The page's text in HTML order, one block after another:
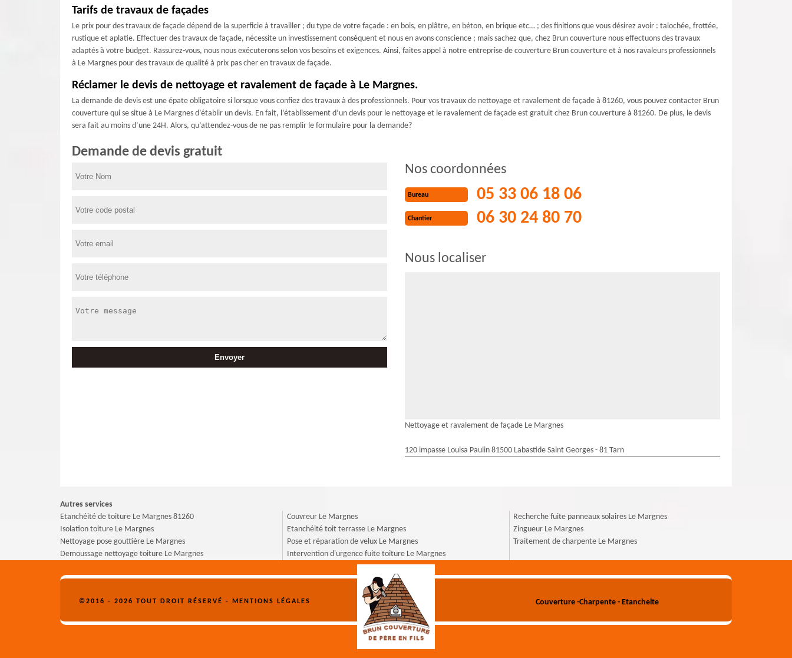
Tarifs de travaux de façades
Le prix pour des travaux de façade dépend de la superficie à travailler ; du type de votre façade : en bois, en plâtre, en béton, en brique etc… ; des finitions que vous désirez avoir : talochée, frottée,
rustique et aplatie. Effectuer des travaux de façade, nécessite un investissement conséquent et nous en avons conscience ; mais sachez que, chez Brun couverture nous effectuons des travaux
adaptés à votre budget. Rassurez-vous, nous nous exécuterons selon vos besoins et exigences. Ainsi, faites appel à notre entreprise de couverture Brun couverture et à nos ravaleurs professionnels
à Le Margnes pour des travaux de qualité à prix pas cher en travaux de façade.
Réclamer le devis de nettoyage et ravalement de façade à Le Margnes.
La demande de devis est une épate obligatoire si lorsque vous confiez des travaux à des professionnels. Pour vos travaux de nettoyage et ravalement de façade à 81260, vous pouvez contacter Brun
couverture qui se situe à Le Margnes d’établir un devis. En fait, l’établissement d’un devis pour le nettoyage et le ravalement de façade est gratuit chez Brun couverture à 81260. De plus, le devis
sera fait au moins d’une 24H. Alors, qu’attendez-vous de ne pas remplir le formulaire pour la demande?
Demande de devis gratuit
Nos coordonnées
Bureau 05 33 06 18 06
Chantier 06 30 24 80 70
Nous localiser
Nettoyage et ravalement de façade Le Margnes
120 impasse Louisa Paulin 81500 Labastide Saint Georges - 81 Tarn
Autres services
Etanchéité de toiture Le Margnes 81260
Isolation toiture Le Margnes
Nettoyage pose gouttière Le Margnes
Demoussage nettoyage toiture Le Margnes
Couvreur Le Margnes
Etanchéité toit terrasse Le Margnes
Pose et réparation de velux Le Margnes
Intervention d'urgence fuite toiture Le Margnes
Recherche fuite panneaux solaires Le Margnes
Zingueur Le Margnes
Traitement de charpente Le Margnes
©2016 - 2026 TOUT DROIT RÉSERVÉ - MENTIONS LÉGALES Couverture -Charpente - Etancheite